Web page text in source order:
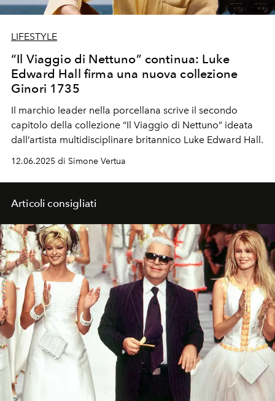
LIFESTYLE
“Il Viaggio di Nettuno” continua: Luke
Edward Hall firma una nuova collezione
Ginori 1735
Il marchio leader nella porcellana scrive il secondo
capitolo della collezione “Il Viaggio di Nettuno” ideata
dall’artista multidisciplinare britannico Luke Edward Hall.
12.06.2025 di Simone Vertua
Articoli consigliati